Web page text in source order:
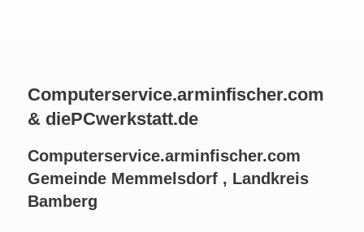
Computerservice.arminfischer.com
& diePCwerkstatt.de
Computerservice.arminfischer.com
Gemeinde Memmelsdorf , Landkreis
Bamberg